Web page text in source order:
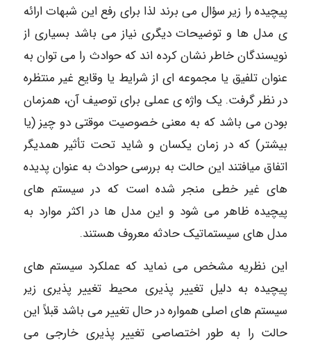
پیچیده را زیر سؤال می برند لذا برای رفع این شبهات ارائه
ی مدل ها و توضیحات دیگری نیاز می باشد بسیاری از
نویسندگان خاطر نشان کرده اند که حوادث را می توان به
عنوان تلفیق یا مجموعه ای از شرایط یا وقایع غیر منتظره
در نظر گرفت. یک واژه ی عملی برای توصیف آن، همزمان
بودن می باشد که به معنی خصوصیت موقتی دو چیز (یا
بیشتر) که در زمان یکسان و شاید تحت تأثیر همدیگر
اتفاق میافتند این حالت به بررسی حوادث به عنوان پدیده
های غیر خطی منجر شده است که در سیستم های
پیچیده ظاهر می شود و این مدل ها در اکثر موارد به
مدل های سیستماتیک حادثه معروف هستند.
این نظریه مشخص می نماید که عملکرد سیستم های
پیچیده به دلیل تغییر پذیری محیط تغییر پذیری زیر
سیستم های اصلی همواره در حال تغییر می باشد قبلاً این
حالت را به طور اختصاصی تغییر پذیری خارجی می